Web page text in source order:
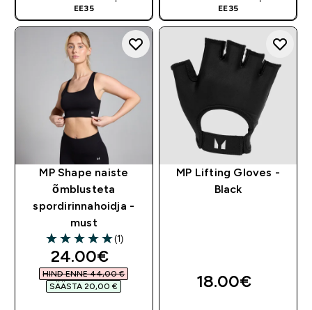
EE35
EE35
MP Shape naiste
õmblusteta
spordirinnahoidja -
must
5 out of 5 stars
(1)
discounted price
24.00€‎
HIND ENNE 44,00 €‎
SÄÄSTA 20,00 €‎
MP Lifting Gloves -
Black
18.00€‎